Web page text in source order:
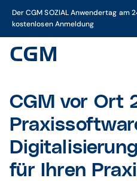
Der CGM SOZIAL Anwendertag am
kostenlosen Anmeldung
CGM vor Ort
für Ihren